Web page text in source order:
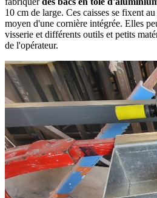
10 cm de large. Ces caisses se fixent
moyen d'une cornière intégrée. Elles
visserie et différents outils et petits
de l'opérateur.